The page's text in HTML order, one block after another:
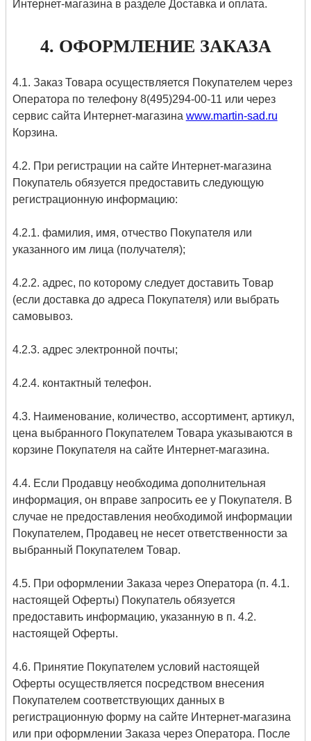
Интернет-магазина в разделе Доставка и оплата.
4. ОФОРМЛЕНИЕ ЗАКАЗА
4.1. Заказ Товара осуществляется Покупателем через
Оператора по телефону 8(495)294-00-11 или через
сервис сайта Интернет-магазина www.martin-sad.ru
Корзина.
4.2. При регистрации на сайте Интернет-магазина
Покупатель обязуется предоставить следующую
регистрационную информацию:
4.2.1. фамилия, имя, отчество Покупателя или
указанного им лица (получателя);
4.2.2. адрес, по которому следует доставить Товар
(если доставка до адреса Покупателя) или выбрать
самовывоз.
4.2.3. адрес электронной почты;
4.2.4. контактный телефон.
4.3. Наименование, количество, ассортимент, артикул,
цена выбранного Покупателем Товара указываются в
корзине Покупателя на сайте Интернет-магазина.
4.4. Если Продавцу необходима дополнительная
информация, он вправе запросить ее у Покупателя. В
случае не предоставления необходимой информации
Покупателем, Продавец не несет ответственности за
выбранный Покупателем Товар.
4.5. При оформлении Заказа через Оператора (п. 4.1.
настоящей Оферты) Покупатель обязуется
предоставить информацию, указанную в п. 4.2.
настоящей Оферты.
4.6. Принятие Покупателем условий настоящей
Оферты осуществляется посредством внесения
Покупателем соответствующих данных в
регистрационную форму на сайте Интернет-магазина
или при оформлении Заказа через Оператора. После